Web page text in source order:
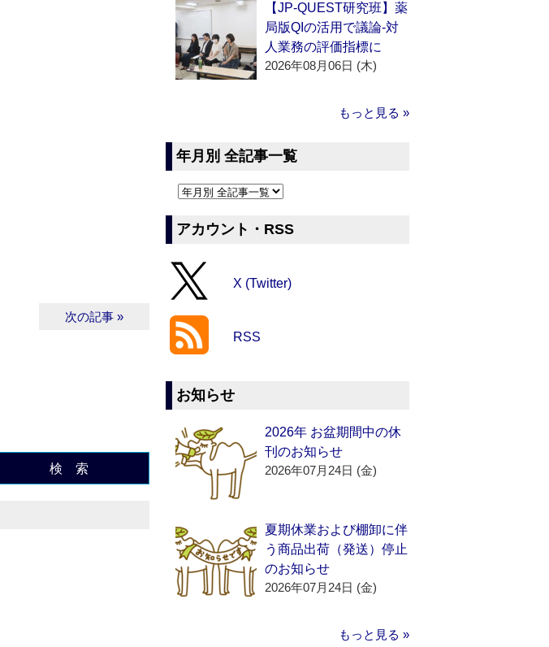
次の記事 »
検 索
【JP-QUEST研究班】薬
局版QIの活用で議論‐対
人業務の評価指標に
2026年08月06日 (木)
もっと見る »
年月別 全記事一覧
アカウント・RSS
X (Twitter)
RSS
お知らせ
2026年 お盆期間中の休
刊のお知らせ
2026年07月24日 (金)
夏期休業および棚卸に伴
う商品出荷（発送）停止
のお知らせ
2026年07月24日 (金)
もっと見る »